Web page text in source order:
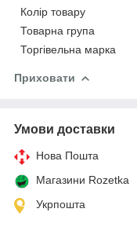
Колір товару
Товарна група
Торгівельна марка
Приховати
Умови доставки
Нова Пошта
Магазини Rozetka
Укрпошта